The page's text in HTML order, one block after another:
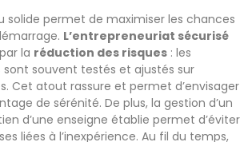
solide permet de maximiser les chances
L’entrepreneuriat sécurisé
la réduction des risques : les
sont souvent testés et ajustés sur
Cet atout rassure et permet d’envisager
de sérénité. De plus, la gestion d’un
d’une enseigne établie permet d’éviter
liées à l’inexpérience. Au fil du temps,